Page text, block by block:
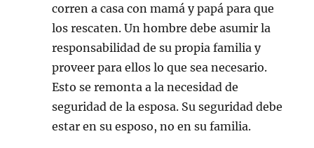
corren a casa con mamá y papá para que
los rescaten. Un hombre debe asumir la
responsabilidad de su propia familia y
proveer para ellos lo que sea necesario.
Esto se remonta a la necesidad de
seguridad de la esposa. Su seguridad debe
estar en su esposo, no en su familia.